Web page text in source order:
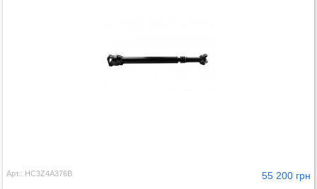
Арт.: HC3Z4A376B 55 200 грн